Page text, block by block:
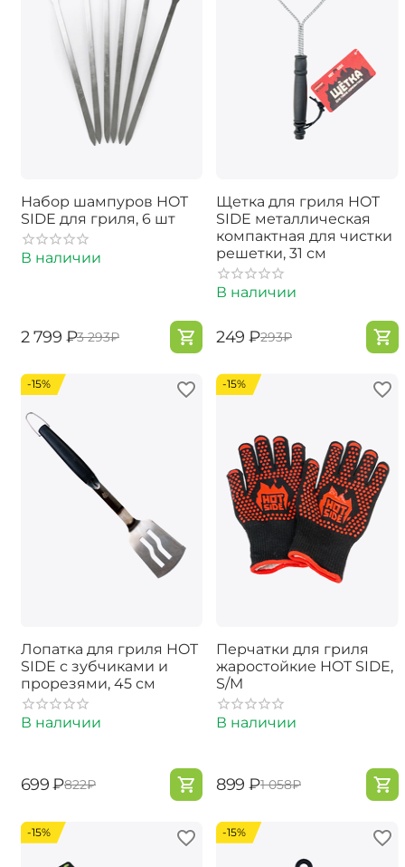
Набор шампуров HOT
SIDE для гриля, 6 шт
В наличии
‍2 799‍ ₽‍3 293‍₽
Щетка для гриля HOT
SIDE металлическая
компактная для чистки
решетки, 31 см
В наличии
‍249‍ ₽‍293‍₽
-15%
Лопатка для гриля HOT
SIDE с зубчиками и
прорезями, 45 см
В наличии
‍699‍ ₽‍822‍₽
-15%
Перчатки для гриля
жаростойкие HOT SIDE,
S/M
В наличии
‍899‍ ₽‍1 058‍₽
-15% -15%